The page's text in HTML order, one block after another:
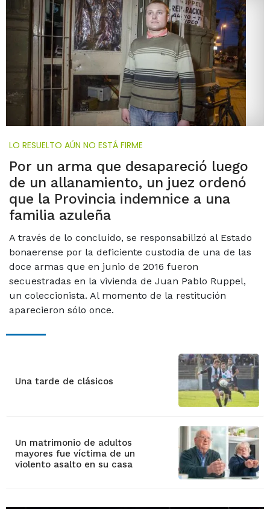
LO RESUELTO AÚN NO ESTÁ FIRME
Por un arma que desapareció luego
de un allanamiento, un juez ordenó
que la Provincia indemnice a una
familia azuleña
A través de lo concluido, se responsabilizó al Estado
bonaerense por la deficiente custodia de una de las
doce armas que en junio de 2016 fueron
secuestradas en la vivienda de Juan Pablo Ruppel,
un coleccionista. Al momento de la restitución
aparecieron sólo once.
Una tarde de clásicos
Un matrimonio de adultos
mayores fue víctima de un
violento asalto en su casa